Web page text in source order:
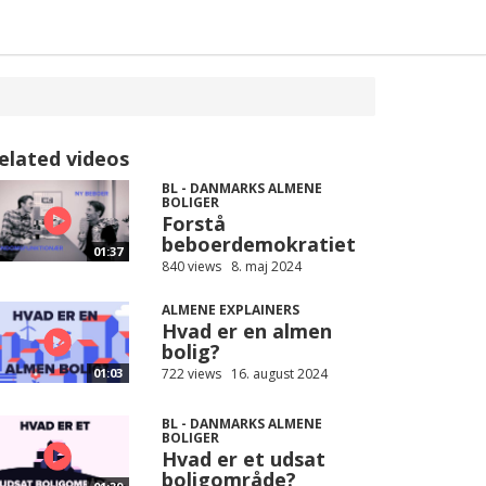
videos
01:37
BL - DANMARKS ALMENE
BOLIGER
Forstå
beboerdemokratiet
840 views 8. maj 2024
01:03
ALMENE EXPLAINERS
Hvad er en almen
bolig?
722 views 16. august 2024
BL - DANMARKS ALMENE
BOLIGER
Hvad er et udsat
boligområde?